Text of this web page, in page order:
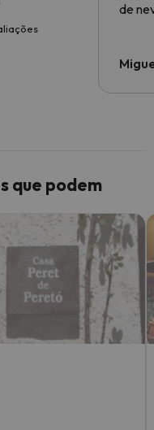
de
que podem